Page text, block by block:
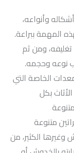
وأنواعه،
المهمة ببراعة.
ومن ثم
نوعه وحجمه.
الخاصة التي
بكل
متنوعة
وغيرها الكثير، من